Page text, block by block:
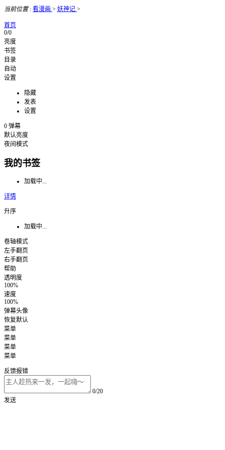
当前位置: 看漫画 > 妖神记 >
首页
0/0
亮度
书签
目录
自动
设置
隐藏
发表
设置
0 弹幕
默认亮度
夜间模式
我的书签
加载中...
详情
升序
加载中...
卷轴模式
左手翻页
右手翻页
帮助
透明度
100%
速度
100%
弹幕头像
恢复默认
菜单
菜单
菜单
菜单
反馈报错
0/20
发送